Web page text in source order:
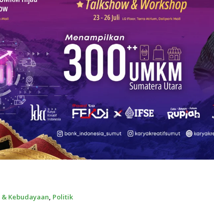
Kebudayaan, Politik